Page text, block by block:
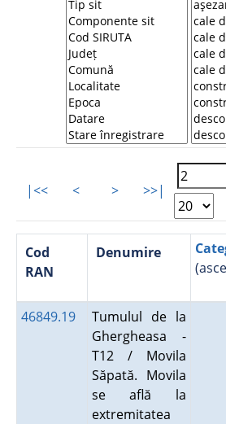
|<< < > >>|
Cod
RAN
Denumire
46849.19
Tumulul de la
Ghergheasa -
T12 / Movila
Săpată. Movila
se află la
extremitatea